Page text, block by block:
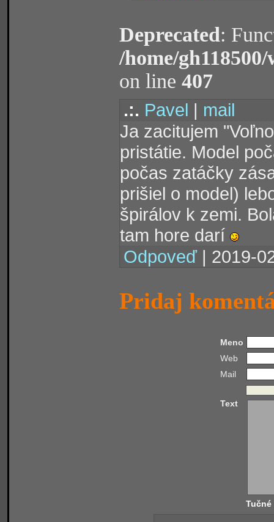
Deprecated:
/home/
on line 407
.:. Pavel | mail
Ja zacitujem
pristátie. Model
počas zatáčky
prišiel o model)
špirálov k zemi.
tam hore darí
Odpoveď | 2019-
Pridaj
Meno
Web
Mail
Text
Tučné